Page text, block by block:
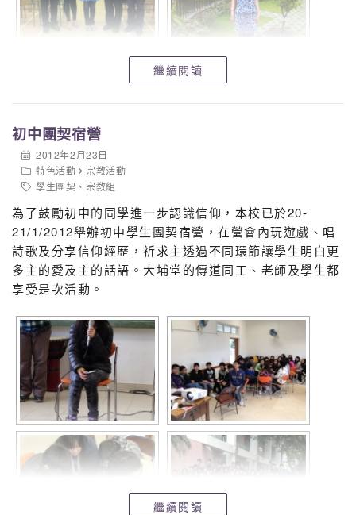
繼續閱讀
初中團契宿營
2012年2月23日
特色活動
宗教活動
學生團契 、宗教組
為了鼓勵初中的同學進一步認識信仰，本校已於20-
21/1/2012舉辦初中學生團契宿營，在營會內玩遊戲、唱
詩歌及分享信仰經歷，祈求主透過不同環節讓學生明白更
多主的愛及主的話語。大埔堂的傳道同工、老師及學生都
享受是次活動。
繼續閱讀